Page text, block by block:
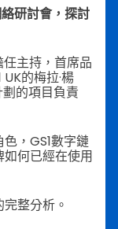
研討會，探討
主持，首席品
的梅拉·楊
的項目負責
，GS1數字鏈
何已經在使用
整分析。